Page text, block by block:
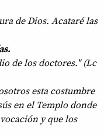
de Dios. Acataré las
de los doctores." (Lc
esta costumbre
en el Templo donde
y que los